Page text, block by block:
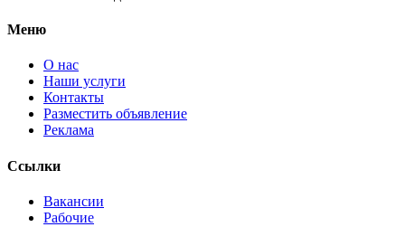
Меню
О нас
Наши услуги
Контакты
Разместить объявление
Реклама
Ссылки
Вакансии
Рабочие